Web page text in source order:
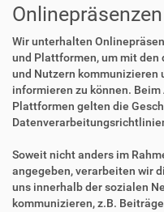
Wir unterhalten
und Plattformen, um mit den
und Nutzern kommunizieren
informieren zu können.
Plattformen gelten die
Soweit nicht anders im
angegeben, verarbeiten wir
uns innerhalb der sozialen
kommunizieren, z.B.